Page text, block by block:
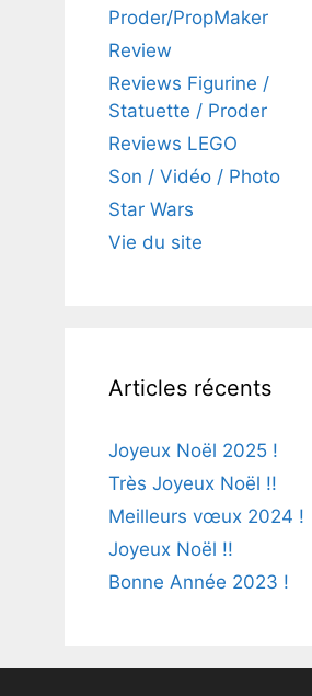
Proder/PropMaker
Review
Reviews Figurine /
Statuette / Proder
Reviews LEGO
Son / Vidéo / Photo
Star Wars
Vie du site
Articles récents
Joyeux Noël 2025 !
Très Joyeux Noël !!
Meilleurs vœux 2024 !
Joyeux Noël !!
Bonne Année 2023 !